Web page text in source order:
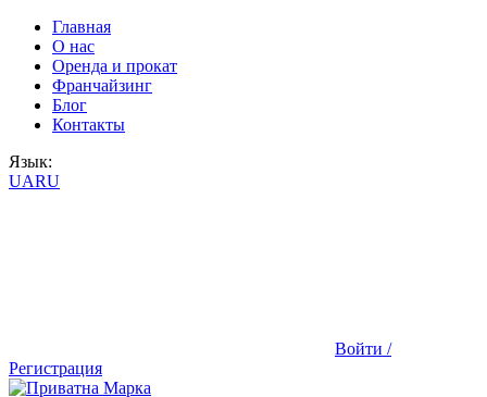
Главная
О нас
Оренда и прокат
Франчайзинг
Блог
Контакты
Язык:
UARU
Войти /
Регистрация